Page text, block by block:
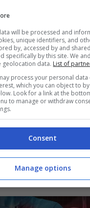
Su WhatsApp,
Cosa Fare Per
Daniela Germana
alle nuove
di chiamate
bene i
digitali ci
...
will be processed and
unique identifiers, and
by, accessed by and
specifically by this site. We
geolocation data. List of
process your personal data
which you can object to
Look for a link at the
to manage or withdraw
Consent
Manage options